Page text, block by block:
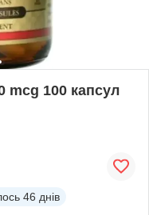
mcg 100 капсул
46 днів